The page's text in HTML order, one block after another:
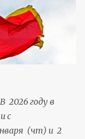
удивить своих
2026 году в
с
(чт) и 2